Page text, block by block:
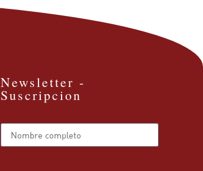
Newsletter -
Suscripcion